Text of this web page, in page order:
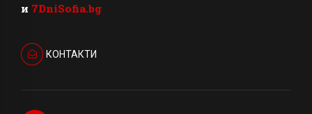
и 7DniSofia.bg
КОНТАКТИ